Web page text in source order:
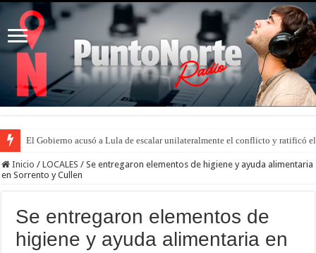
El Gobierno acusó a Lula de escalar unilateralmente el conflicto y ratificó
Inicio / LOCALES / Se entregaron elementos de higiene y ayuda alimentaria
en Sorrento y Cullen
Se entregaron elementos de
higiene y ayuda alimentaria en